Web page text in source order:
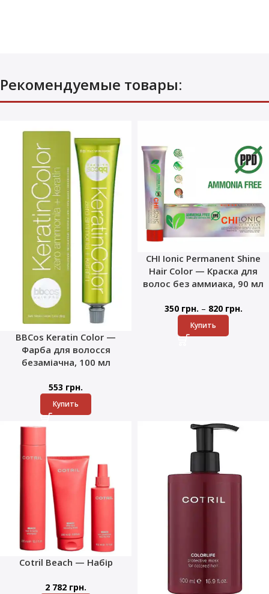
Рекомендуемые товары:
BBCos Keratin Color —
Фарба для волосся
безаміачна, 100 мл
553 грн.
Купить
CHI Ionic Permanent Shine
Hair Color — Краска для
волос без аммиака, 90 мл
350 грн. – 820 грн.
Купить
Cotril Beach — Набір
2 782 грн.